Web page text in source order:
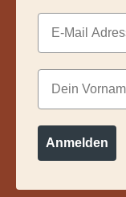
Email
Dein Vorname
Anmelden